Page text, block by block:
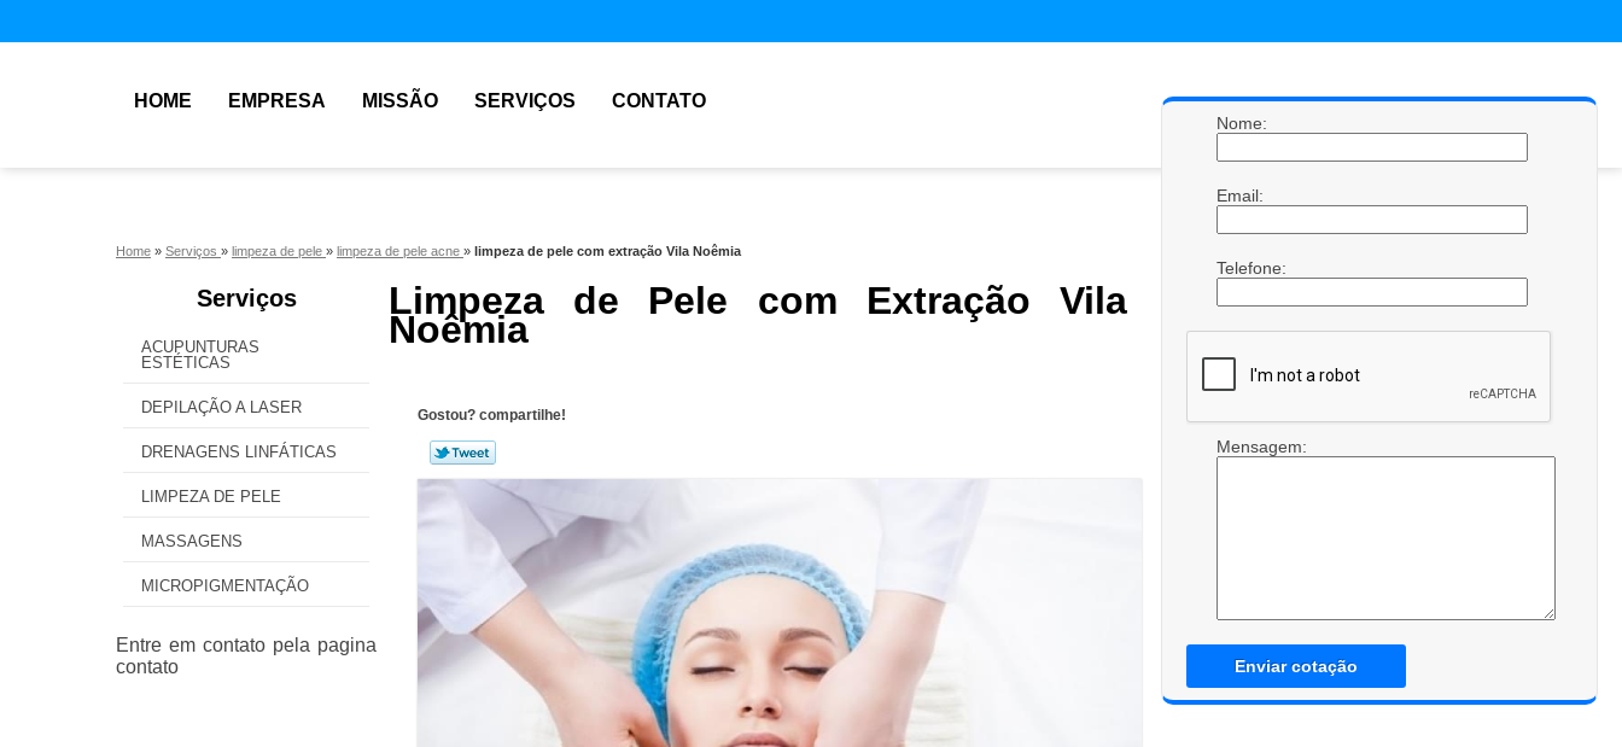
HOME EMPRESA MISSÃO SERVIÇOS CONTATO
Home » Serviços » limpeza de pele » limpeza de pele acne » limpeza de pele com extração Vila Noêmia
Serviços
ACUPUNTURAS
ESTÉTICAS
DEPILAÇÃO A LASER
DRENAGENS LINFÁTICAS
LIMPEZA DE PELE
MASSAGENS
MICROPIGMENTAÇÃO
Limpeza de Pele com Extração Vila
Noêmia
Gostou? compartilhe!
Nome:
Email:
Telefone:
Mensagem:
Enviar cotação